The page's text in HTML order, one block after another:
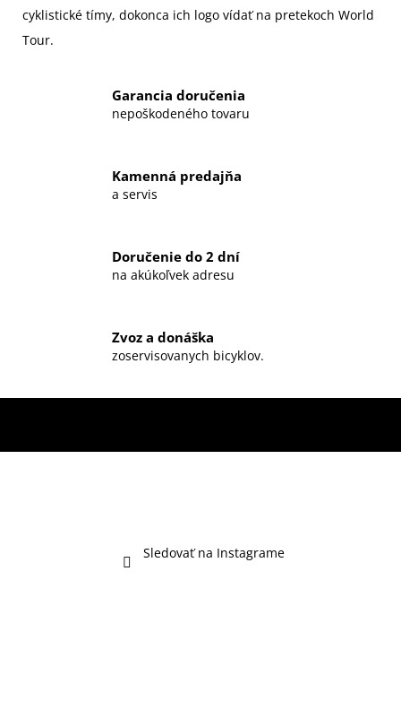
cyklistické tímy, dokonca ich logo vídať na pretekoch World
Tour.
Garancia doručenia
nepoškodeného tovaru
Kamenná predajňa
a servis
Doručenie do 2 dní
na akúkoľvek adresu
Zvoz a donáška
zoservisovanych bicyklov.
Sledovať na Instagrame